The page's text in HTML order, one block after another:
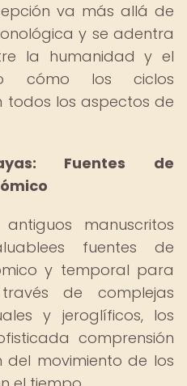
va más allá de
y se adentra
la humanidad y el
cómo los ciclos
todos los aspectos de
Fuentes de
manuscritos
fuentes de
y temporal para
de complejas
y jeroglíficos, los
comprensión
movimiento de los